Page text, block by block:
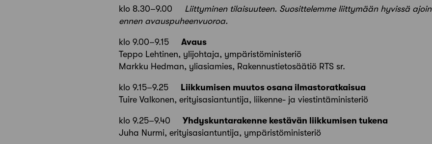
klo 8.30–9.00 Liittyminen tilaisuuteen. Suosittelemme liittymään hyvissä ajoin
ennen avauspuheenvuoroa.
klo 9.00–9.15 Avaus
Teppo Lehtinen, ylijohtaja, ympäristöministeriö
Markku Hedman, yliasiamies, Rakennustietosäätiö RTS sr.
klo 9.15–9.25
Liikkumisen muutos osana ilmastoratkaisua
Tuire Valkonen, erityisasiantuntija, liikenne- ja viestintäministeriö
klo 9.25–9.40 Yhdyskuntarakenne kestävän liikkumisen tukena
Juha Nurmi, erityisasiantuntija, ympäristöministeriö